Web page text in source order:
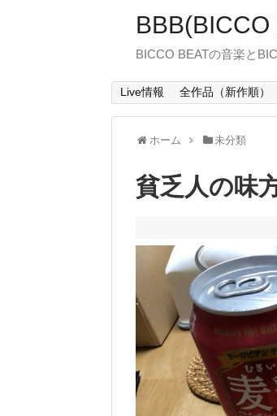
BBB(BICCO
BICCO BEATの音楽と
Live情報 全作品（新作順）
ホーム 未分類
貧乏人の味